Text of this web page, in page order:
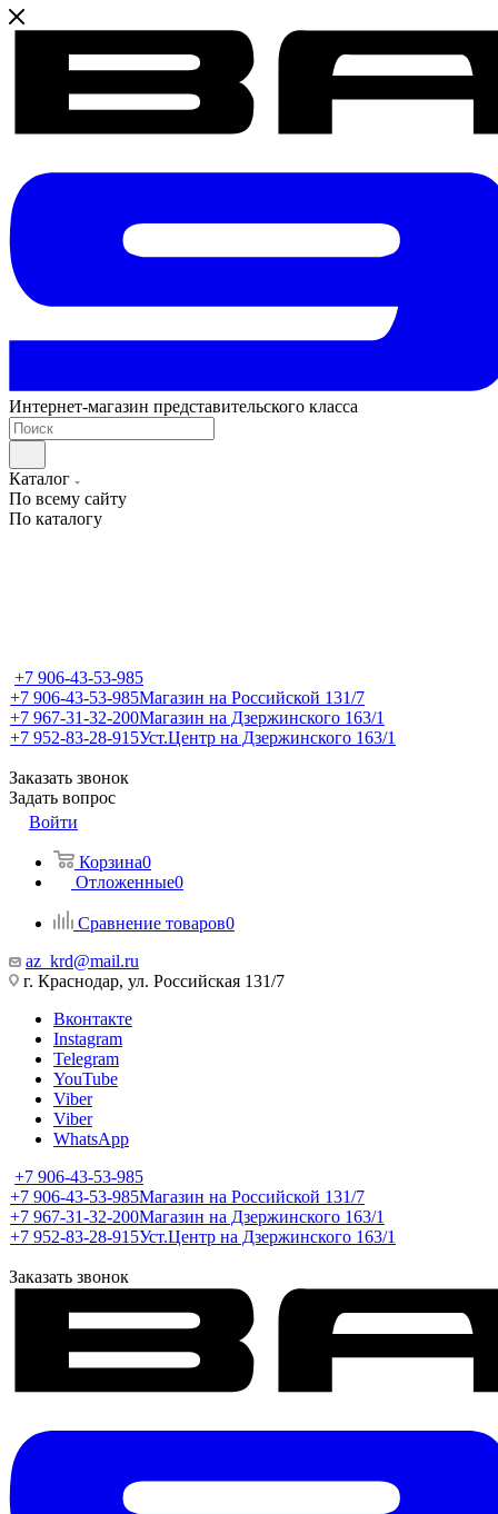
Интернет-магазин представительского класса
Каталог
По всему сайту
По каталогу
+7 906-43-53-985
+7 906-43-53-985Магазин на Российской 131/7
+7 967-31-32-200Магазин на Дзержинского 163/1
+7 952-83-28-915Уст.Центр на Дзержинского 163/1
Заказать звонок
Задать вопрос
Войти
Корзина0
Отложенные0
Сравнение товаров0
az_krd@mail.ru
г. Краснодар, ул. Российская 131/7
Вконтакте
Instagram
Telegram
YouTube
Viber
Viber
WhatsApp
+7 906-43-53-985
+7 906-43-53-985Магазин на Российской 131/7
+7 967-31-32-200Магазин на Дзержинского 163/1
+7 952-83-28-915Уст.Центр на Дзержинского 163/1
Заказать звонок